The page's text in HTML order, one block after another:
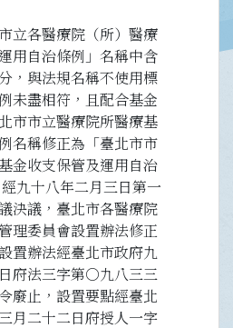
立各醫療院（所）醫療
用自治條例」名稱中含
，與法規名稱不使用標
未盡相符，且配合基金
市市立醫療院所醫療基
名稱修正為「臺北市市
金收支保管及運用自治
九十八年二月三日第一
決議，臺北市各醫療院
理委員會設置辦法修正
置辦法經臺北市政府九
府法三字第○九八三三
止，設置要點經臺北
月二十二日府授人一字